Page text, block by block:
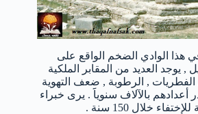
هذا الوادي الضخم الواقع على
, يوجد العديد من المقابر الملكية
الفطريات , الرطوبة , ضعف التهوية
أعدادهم بالآلاف سنوياََ . يرى خبراء
خلال 150 سنة .